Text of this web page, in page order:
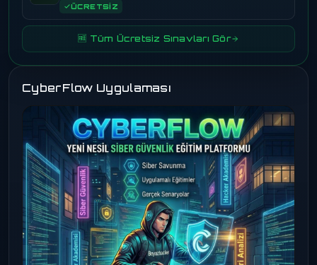
ÜCRETSİZ
🆓 Tüm Ücretsiz Sınavları Gör
CyberFlow Uygulaması